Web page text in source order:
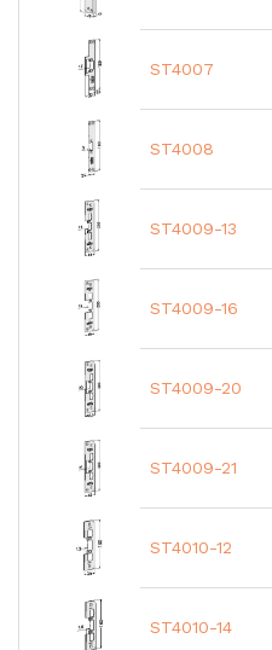
ST4007
ST4008
ST4009-13
ST4009-16
ST4009-20
ST4009-21
ST4010-12
ST4010-14